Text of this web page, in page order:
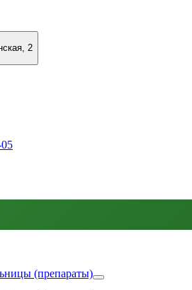
2
(препараты)